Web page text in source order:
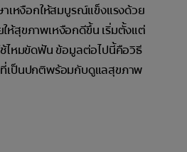
าเหงือกให้สมบูรณ์แข็งแรงด้วย
ห้สุขภาพเหงือกดีขึ้น เริ่มตั้งแต่
ไหมขัดฟัน ข้อมูลต่อไปนี้คือวิธี
เป็นปกติพร้อมกับดูแลสุขภาพ